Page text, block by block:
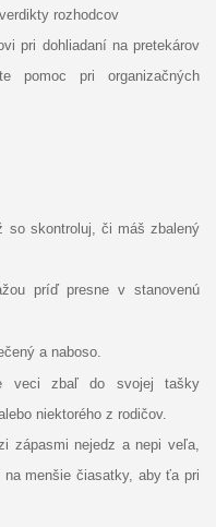
rozhodcov
pri dohliadaní na pretekárov
pomoc pri organizačných
so skontroluj, či máš zbalený
príď presne v stanovenú
a naboso.
veci zbaľ do svojej tašky
niektorého z rodičov.
zápasmi nejedz a nepi veľa,
menšie čiasatky, aby ťa pri